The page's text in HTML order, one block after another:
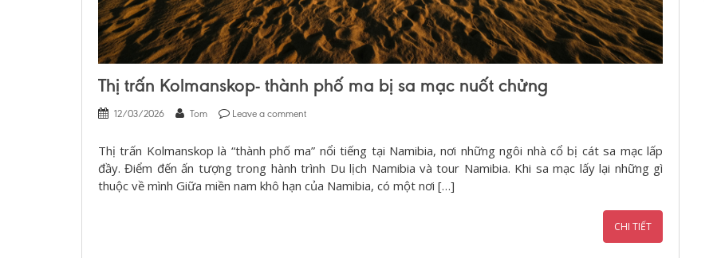
Thị trấn Kolmanskop- thành phố ma bị sa mạc nuốt chửng
12/03/2026 Tom Leave a comment
Thị trấn Kolmanskop là “thành phố ma” nổi tiếng tại Namibia, nơi những ngôi nhà cổ bị cát sa mạc lấp
đầy. Điểm đến ấn tượng trong hành trình Du lịch Namibia và tour Namibia. Khi sa mạc lấy lại những gì
thuộc về mình Giữa miền nam khô hạn của Namibia, có một nơi […]
CHI TIẾT